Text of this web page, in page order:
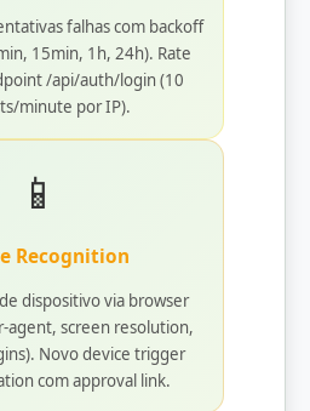
falhas com backoff
15min, 1h, 24h). Rate
/api/auth/login (10
minute por IP).
📱
Recognition
dispositivo via browser
agent, screen resolution,
Novo device trigger
com approval link.